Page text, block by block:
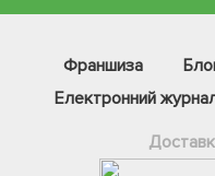
Франшиза
Електронний